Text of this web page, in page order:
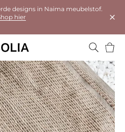
designs in Naima meubelstof.
hier